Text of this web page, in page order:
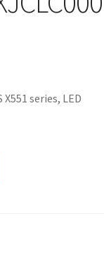
series, LED